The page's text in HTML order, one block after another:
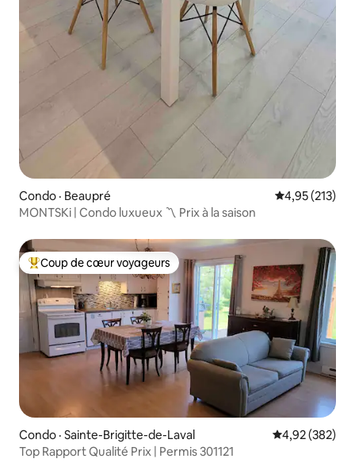
Condo · Beaupré Note
4,95 (213)
MONTSKi | Condo luxueux 〽️ Prix à la saison
Coup de cœur voyageurs parmi les plus aimés
Coup de cœur voyageurs
Condo · Sainte-Brigitte-de-Laval Note
4,92 (382)
Top Rapport Qualité Prix | Permis 301121